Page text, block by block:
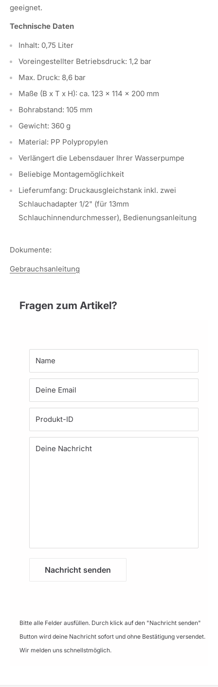
geeignet.
Technische Daten
Inhalt: 0,75 Liter
Voreingestellter Betriebsdruck: 1,2 bar
Max. Druck: 8,6 bar
Maße (B x T x H): ca. 123 × 114 × 200 mm
Bohrabstand: 105 mm
Gewicht: 360 g
Material: PP Polypropylen
Verlängert die Lebensdauer Ihrer Wasserpumpe
Beliebige Montagemöglichkeit
Lieferumfang: Druckausgleichstank inkl. zwei
Schlauchadapter 1/2" (für 13mm
Schlauchinnendurchmesser), Bedienungsanleitung
Dokumente:
Gebrauchsanleitung
Fragen zum Artikel?
Name
Deine Email
Produkt-ID
Deine Nachricht
Nachricht senden
Bitte alle Felder ausfüllen. Durch klick auf den "Nachricht senden"
Button wird deine Nachricht sofort und ohne Bestätigung versendet.
Wir melden uns schnellstmöglich.